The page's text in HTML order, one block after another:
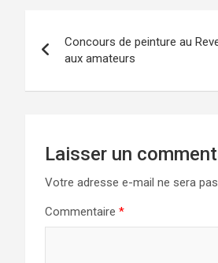
de
l’article
Concours de peinture au
aux amateurs
Laisser un
Votre adresse e-mail ne sera
Commentaire *